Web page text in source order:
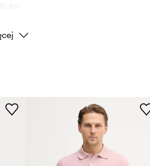
Marka
ID Produktu